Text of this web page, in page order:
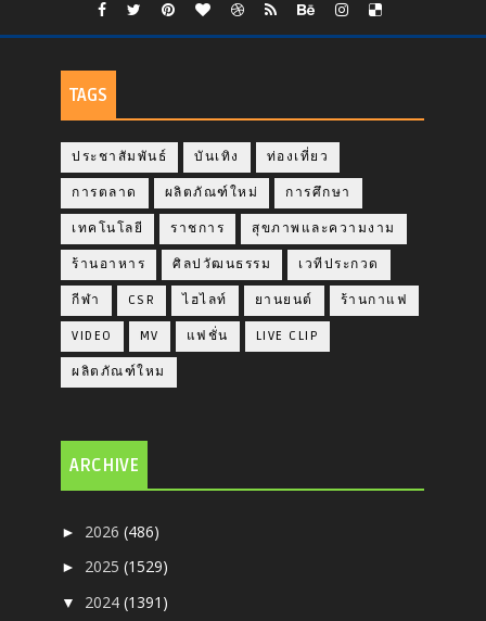
TAGS
ประชาสัมพันธ์ บันเทิง ท่องเที่ยว
การตลาด ผลิตภัณฑ์ใหม่ การศึกษา
เทคโนโลยี ราชการ สุขภาพและความงาม
ร้านอาหาร ศิลปวัฒนธรรม เวทีประกวด
กีฬา CSR ไฮไลท์ ยานยนต์ ร้านกาแฟ
VIDEO MV แฟชั่น LIVE CLIP
ผลิตภัณฑ์ใหม
ARCHIVE
► 2026(486)
► 2025(1529)
▼ 2024(1391)